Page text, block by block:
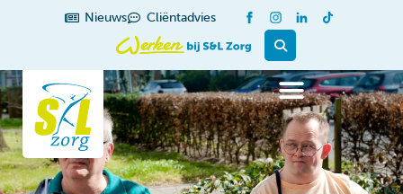
Nieuws Cliëntadvies